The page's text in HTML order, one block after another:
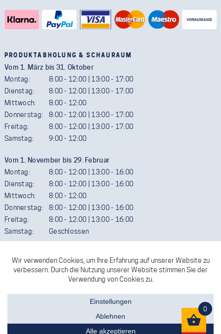
PRODUKTABHOLUNG & SCHAURAUM
Vom 1. März bis 31. Oktober
Montag:
8:00 - 12:00 | 13:00 - 17:00
Dienstag:
8:00 - 12:00 | 13:00 - 17:00
Mittwoch:
8:00 - 12:00
Donnerstag:
8:00 - 12:00 | 13:00 - 17:00
Freitag:
8:00 - 12:00 | 13:00 - 17:00
Samstag:
9:00 - 12:00
Vom 1. November bis 29. Februar
Montag:
8:00 - 12:00 | 13:00 - 16:00
Dienstag:
8:00 - 12:00 | 13:00 - 16:00
Mittwoch:
8:00 - 12:00
Donnerstag:
8:00 - 12:00 | 13:00 - 16:00
Freitag:
8:00 - 12:00 | 13:00 - 16:00
Samstag:
Geschlossen
ersuchen aber um telefonische Vereinbarung.
0